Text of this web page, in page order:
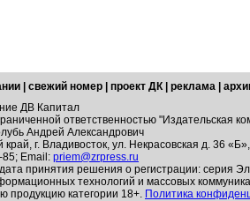
свежий номер проект ДК реклама
ДВ Капитал
ответственностью "Издательская
Андрей Александрович
г. Владивосток, ул. Некрасовская д. 36
Email: priem@zrpress.ru
принятия решения о регистрации: серия
технологий и массовых
категории 18+. Политика